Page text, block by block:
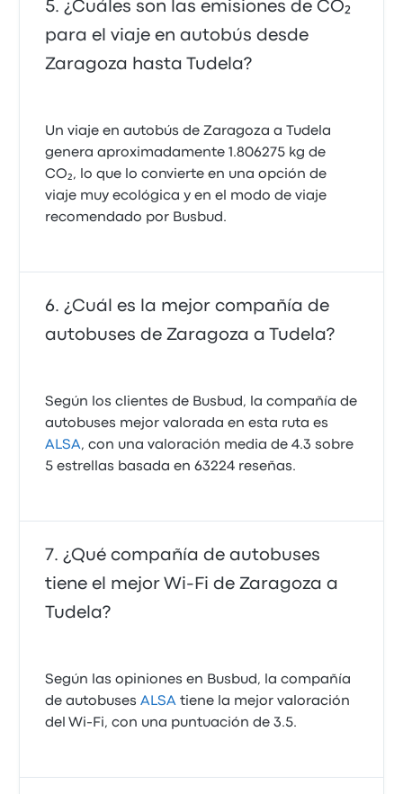
¿Cuáles son las emisiones de CO₂
para el viaje en autobús desde
Zaragoza hasta Tudela?
Un viaje en autobús de Zaragoza a Tudela
genera aproximadamente 1.806275 kg de
CO₂, lo que lo convierte en una opción de
viaje muy ecológica y en el modo de viaje
recomendado por Busbud.
¿Cuál es la mejor compañía de
autobuses de Zaragoza a Tudela?
Según los clientes de Busbud, la compañía de
autobuses mejor valorada en esta ruta es
ALSA, con una valoración media de 4.3 sobre
5 estrellas basada en 63224 reseñas.
¿Qué compañía de autobuses
tiene el mejor Wi-Fi de Zaragoza a
Tudela?
Según las opiniones en Busbud, la compañía
de autobusesALSA tiene la mejor valoración
del Wi-Fi, con una puntuación de 3.5.